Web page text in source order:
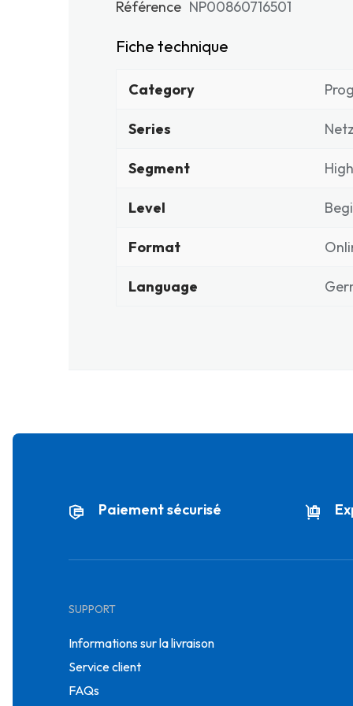
Référence NP00860716501
Fiche technique
Category
Series
Segment
Level
Format
Language
Paiement sécurisé
SUPPORT
Informations sur la livraison
Service client
FAQs